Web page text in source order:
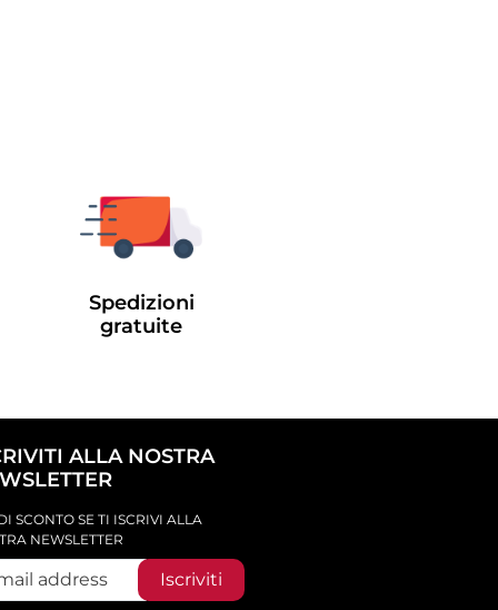
Spedizioni
gratuite
ALLA NOSTRA
SCONTO SE TI ISCRIVI ALLA
NEWSLETTER
Iscriviti